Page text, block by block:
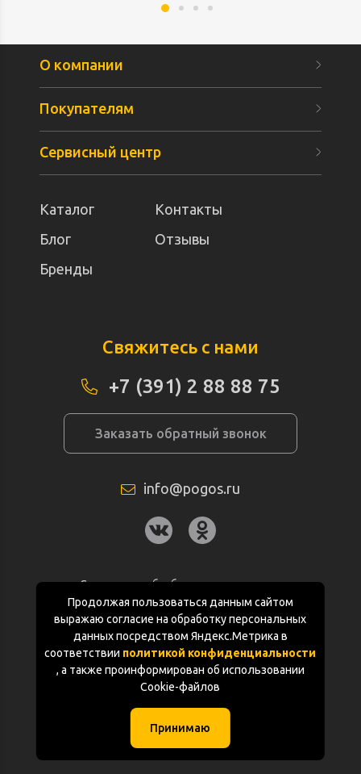
Продолжая пользоваться данным сайтом
выражаю согласие на обработку персональных
данных посредством Яндекс.Метрика в
соответствии политикой конфиденциальности
, а также проинформирован об использовании
Cookie-файлов
Принимаю
О компании
Покупателям
Сервисный центр
Каталог
Контакты
Блог
Отзывы
Бренды
Свяжитесь с нами
+7 (391) 2 88 88 75
Заказать обратный звонок
info@pogos.ru
Согласие на обработку персональных
данных
Политика конфиденциальности
Документация
(с) «POGOS.ru» 2010-2026 (ИП Чивчян М.Р.)